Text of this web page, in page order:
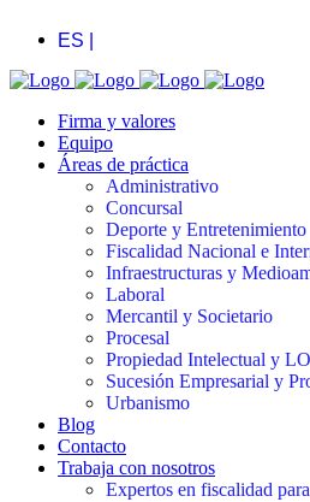
ES |
Firma y valores
Equipo
Áreas de práctica
Administrativo
Concursal
Deporte y Entretenimiento
Fiscalidad Nacional e
Infraestructuras y
Laboral
Mercantil y Societario
Procesal
Propiedad Intelectual y
Sucesión Empresarial y
Urbanismo
Blog
Contacto
Trabaja con nosotros
Expertos en fiscalidad